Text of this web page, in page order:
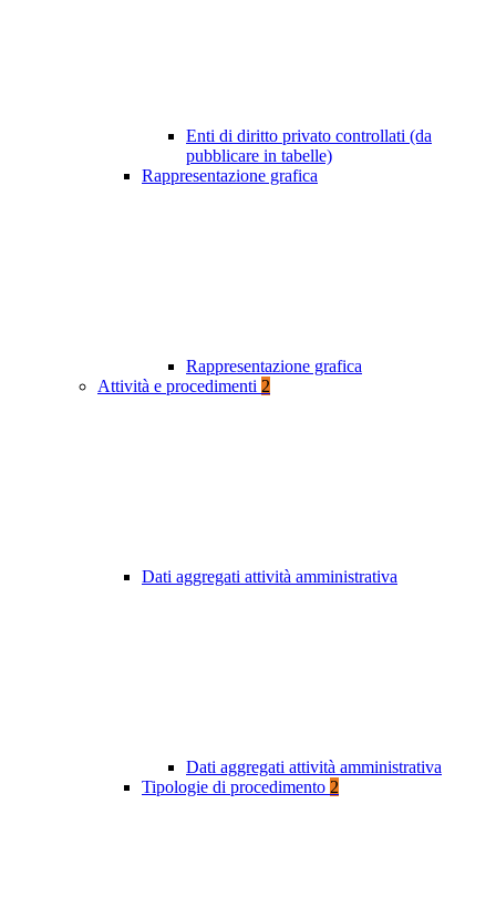
Enti di diritto privato controllati (da
pubblicare in tabelle)
Rappresentazione grafica
Rappresentazione grafica
Attività e procedimenti 2
Dati aggregati attività amministrativa
Dati aggregati attività amministrativa
Tipologie di procedimento 2